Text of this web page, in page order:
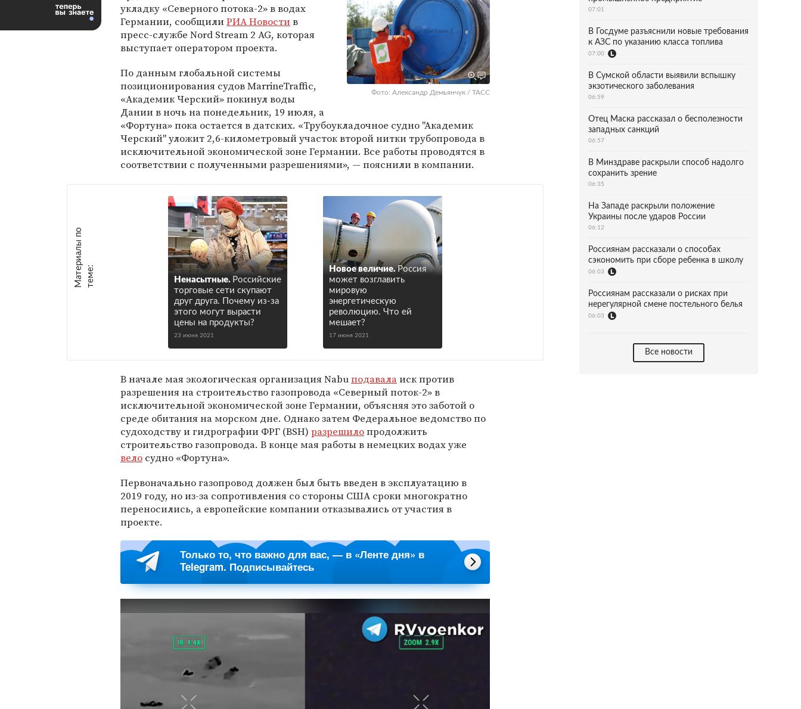
Фото: Александр Демьянчук / ТАСС
укладку «Северного потока-2» в водах
Германии, сообщилиРИА Новостив
пресс-службе Nord Stream 2 AG, которая
выступает оператором проекта.
По данным глобальной системы
позиционирования судов MarrineTraffic,
«Академик Черский» покинул воды
Дании в ночь на понедельник, 19 июля, а
«Фортуна» пока остается в датских. «Трубоукладочное судно "Академик
Черский" уложит 2,6-километровый участок второй нитки трубопровода в
исключительной экономической зоне Германии. Все работы проводятся в
соответствии с полученными разрешениями», — пояснили в компании.
М
а
т е
р
и
а
л
ы
п
о
т
е
м
е : Ненасытные. Российские
торговые сети скупают
друг друга. Почему из-за
этого могут вырасти
цены на продукты?
23 июня 2021
Новое величие. Россия
может возглавить
мировую
энергетическую
революцию. Что ей
мешает?
17 июня 2021
В начале мая экологическая организация Nabuподавалаиск против
разрешения на строительство газопровода «Северный поток-2» в
исключительной экономической зоне Германии, объясняя это заботой о
среде обитания на морском дне. Однако затем Федеральное ведомство по
судоходству и гидрографии ФРГ (BSH) разрешилопродолжить
строительство газопровода. В конце мая работы в немецких водах уже
вело судно «Фортуна».
Первоначально газопровод должен был быть введен в эксплуатацию в
2019 году, но из-за сопротивления со стороны США сроки многократно
переносились, а европейские компании отказывались от участия в
проекте.
Только то, что важно для вас, — в «Ленте дня» в
Telegram. Подписывайтесь
07:01
В Госдуме разъяснили новые требования
к АЗС по указанию класса топлива
07:00
В Сумской области выявили вспышку
экзотического заболевания
06:59
Отец Маска рассказал о бесполезности
западных санкций
06:57
В Минздраве раскрыли способ надолго
сохранить зрение
06:35
На Западе раскрыли положение
Украины после ударов России
06:12
Россиянам рассказали о способах
сэкономить при сборе ребенка в школу
06:03
Россиянам рассказали о рисках при
нерегулярной смене постельного белья
06:03
Все новости